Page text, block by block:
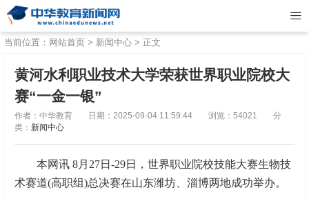
当前位置： 网站首页 > 新闻中心 > 正文
黄河水利职业技术大学荣获世界职业院校大
赛“一金一银”
作者：中华教育 日期：2025-09-04 11:59:44 浏览：54021
分
类： 新闻中心
本网讯 8月27日-29日，世界职业院校技能大赛生物技
术赛道(高职组)总决赛在山东潍坊、淄博两地成功举办。